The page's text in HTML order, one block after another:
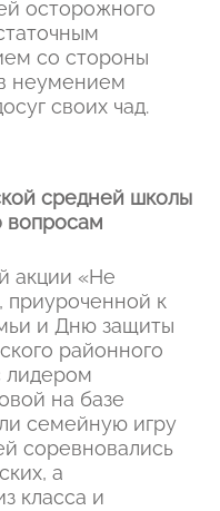
осторожного
со стороны
неумением
своих чад.
средней школы
вопросам
акции «Не
приуроченной к
и Дню защиты
районного
лидером
на базе
семейную игру
соревновались
а
класса и